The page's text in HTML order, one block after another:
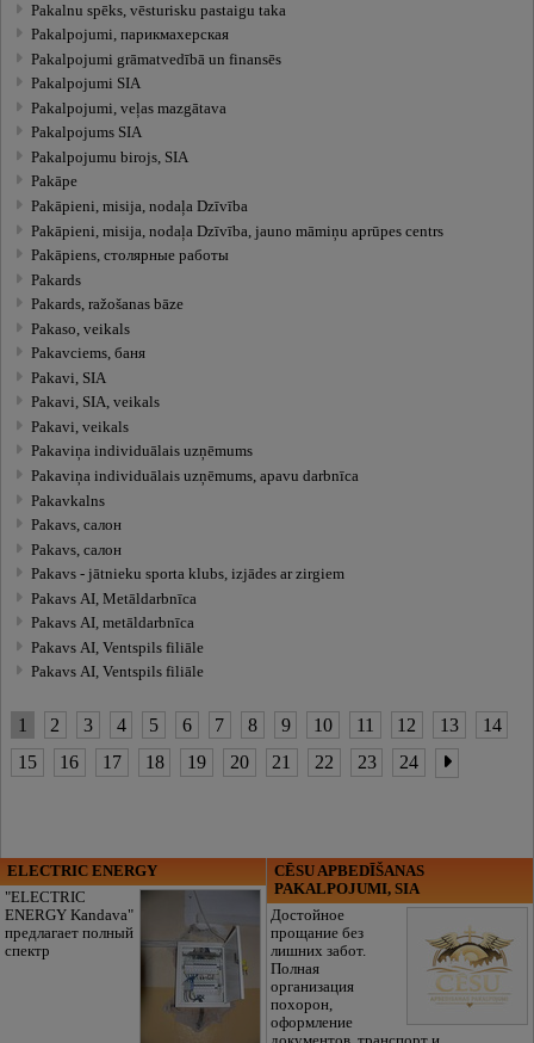
Pakalnu spēks, vēsturisku pastaigu taka
Pakalpojumi, парикмахерская
Pakalpojumi grāmatvedībā un finansēs
Pakalpojumi SIA
Pakalpojumi, veļas mazgātava
Pakalpojums SIA
Pakalpojumu birojs, SIA
Pakāpe
Pakāpieni, misija, nodaļa Dzīvība
Pakāpieni, misija, nodaļa Dzīvība, jauno māmiņu aprūpes centrs
Pakāpiens, cтолярные работы
Pakards
Pakards, ražošanas bāze
Pakaso, veikals
Pakavciems, баня
Pakavi, SIA
Pakavi, SIA, veikals
Pakavi, veikals
Pakaviņa individuālais uzņēmums
Pakaviņa individuālais uzņēmums, apavu darbnīca
Pakavkalns
Pakavs, салон
Pakavs, салон
Pakavs - jātnieku sporta klubs, izjādes ar zirgiem
Pakavs AI, Metāldarbnīca
Pakavs AI, metāldarbnīca
Pakavs AI, Ventspils filiāle
Pakavs AI, Ventspils filiāle
1 2 3 4 5 6 7 8 9 10 11 12 13
14
15
16 17 18 19 20 21 22 23 24
ELECTRIC ENERGY
"ELECTRIC
ENERGY Kandava"
предлагает полный
спектр
CĒSU APBEDĪŠANAS
PAKALPOJUMI, SIA
Достойное
прощание без
лишних забот.
Полная
организация
похорон,
оформление